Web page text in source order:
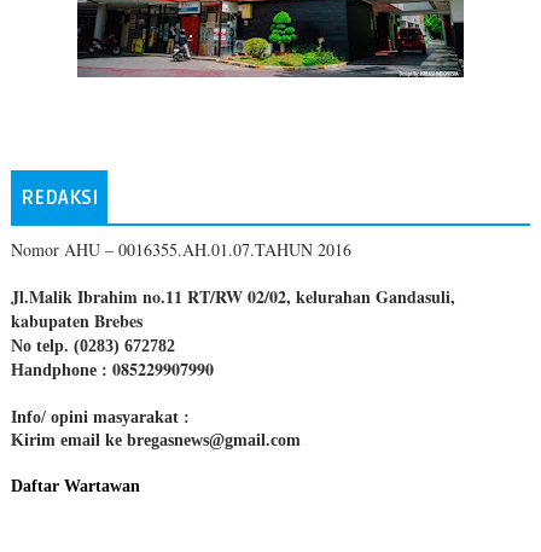
REDAKSI
Nomor AHU – 0016355.AH.01.07.TAHUN 2016
Jl.Malik Ibrahim no.11 RT/RW 02/02, kelurahan Gandasuli,
kabupaten Brebes
No telp. (0283) 672782
Handphone : 085229907990
Info/ opini masyarakat :
Kirim email ke bregasnews@gmail.com
Daftar Wartawan